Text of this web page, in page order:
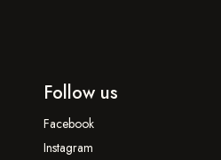
Follow us
Facebook
Instagram